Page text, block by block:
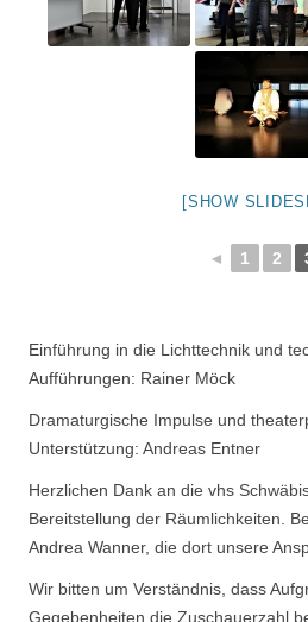
[SHOW
◄ 1 2
Einführung in die Lichttechnik und
Aufführungen: Rainer Möck
Dramaturgische Impulse und
Unterstützung: Andreas Entner
Herzlichen Dank an die vhs
Bereitstellung der Räumlichkeiten.
Andrea Wanner, die dort unsere
Wir bitten um Verständnis, dass
Gegebenheiten die Zuschauerzahl